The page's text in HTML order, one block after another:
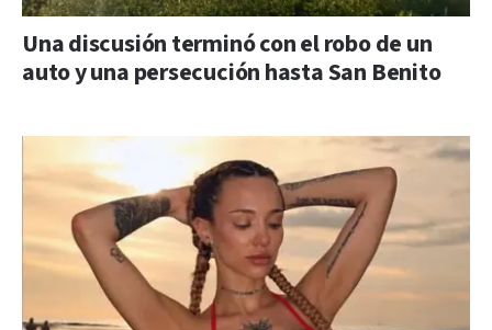
Una discusión terminó con el robo de un
auto y una persecución hasta San Benito